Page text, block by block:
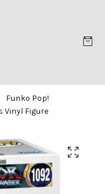
Funko Pop!
Vinyl Figure